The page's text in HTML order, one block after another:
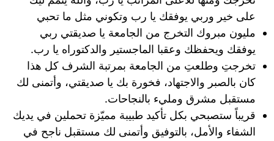
على خير وربي يوفقك يا رب وتكوني مثل ما تحبي
مليون مبروك التخرج من الجامعة يا صديقتي ربي
يوفقك ويحفظك وعقبا الماجستير والدكتوراه يا رب.
تخرجتِ وطلعتِ من الجامعة بمرتبة الشرف كل هذا
كان بالصبر والاجتهاد، فخورة بك يا صديقتي، وأتمنى لك
مستقبل مشرق ومليء بالنجاحات.
قريباً ستصبحي بكل تأكيد طبيبة مميّزة تحملين في يديك
الشفاء والأمل، بالتوفيق وأتمنى لك مستقبل ناجح في